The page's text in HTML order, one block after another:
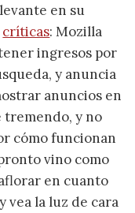
en su
críticas: Mozilla
ingresos por
y anuncia
anuncios en
tremendo, y no
cómo funcionan
vino como
en cuanto
vea la luz de cara